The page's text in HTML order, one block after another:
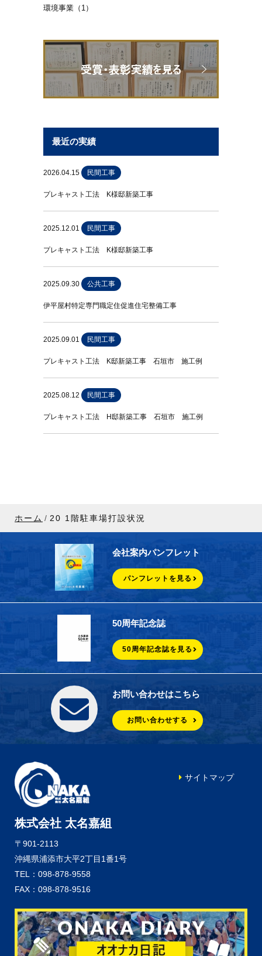
環境事業（1）
最近の実績
2026.04.15 民間工事
プレキャスト工法 K様邸新築工事
2025.12.01 民間工事
プレキャスト工法 K様邸新築工事
2025.09.30 公共工事
伊平屋村特定専門職定住促進住宅整備工事
2025.09.01 民間工事
プレキャスト工法 K邸新築工事 石垣市 施工例
2025.08.12 民間工事
プレキャスト工法 H邸新築工事 石垣市 施工例
ホーム 20 1階駐車場打設状況
会社案内パンフレット
パンフレットを見る
50周年記念誌
50周年記念誌を見る
お問い合わせはこちら
お問い合わせする
株式会社 太名嘉組
〒901-2113
沖縄県浦添市大平2丁目1番1号
TEL：098-878-9558
FAX：098-878-9516
サイトマップ